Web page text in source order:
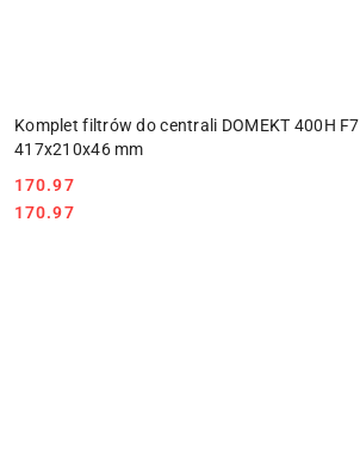
Komplet filtrów do centrali DOMEKT 400H
417x210x46 mm
Cena:
170.97
Cena:
170.97